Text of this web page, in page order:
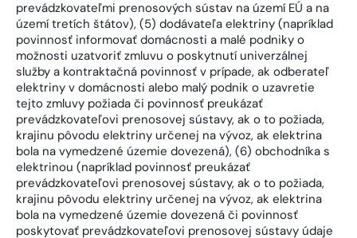
prevádzkovateľmi prenosových sústav na území EÚ a na
území tretích štátov), (5) dodávateľa elektriny (napríklad
povinnosť informovať domácnosti a malé podniky o
možnosti uzatvoriť zmluvu o poskytnutí univerzálnej
služby a kontraktačná povinnosť v prípade, ak odberateľ
elektriny v domácnosti alebo malý podnik o uzavretie
tejto zmluvy požiada či povinnosť preukázať
prevádzkovateľovi prenosovej sústavy, ak o to požiada,
krajinu pôvodu elektriny určenej na vývoz, ak elektrina
bola na vymedzené územie dovezená), (6) obchodníka s
elektrinou (napríklad povinnosť preukázať
prevádzkovateľovi prenosovej sústavy, ak o to požiada,
krajinu pôvodu elektriny určenej na vývoz, ak elektrina
bola na vymedzené územie dovezená či povinnosť
poskytovať prevádzkovateľovi prenosovej sústavy údaje